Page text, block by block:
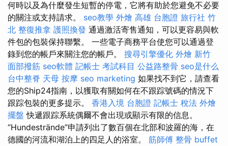
何時以及為什麼發生短暫的停電，它將有助於您避免不必要
的關注或支持請求。 seo教學 外燴 高雄 台胞證 旅行社 竹
北 整復推拿 護照換發 通過激活寄售通知，可以更容易與軟
件包的包裝保持聯繫。 一些電子商務平台使您可以通過登
錄到您的帳戶來關注您的帳戶。 搜尋引擎優化 外燴 新竹
面部撥筋 seo軟體 記帳士 考試科目 公益路整骨 seo是什么
台中整脊 天母 按摩 seo marketing 如果找不到它，請查看
您的Ship24指南，以獲取有關如何在不跟踪號碼的情況下
跟踪包裝的更多提示。 香港入境 台胞證 記帳士 稅法 外燴
擺盤 快遞跟踪系統偶爾不會出現或顯示有限的信息。
“Hundestrände”申請列出了數百個在北部和波羅的海，在
德國的河流和湖泊上的四足人的浴室。 筋師傅 整骨 buffet